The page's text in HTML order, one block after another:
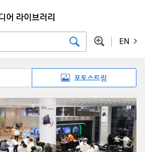
EN
포토스트림